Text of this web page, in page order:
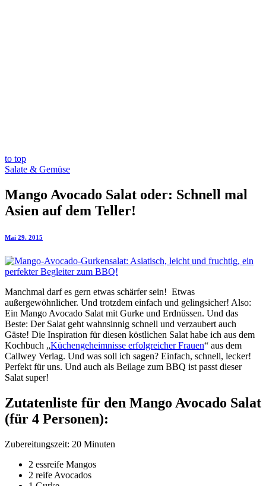
to top
Salate & Gemüse
Mango Avocado Salat oder: Schnell mal
Asien auf dem Teller!
Mai 29. 2015
Manchmal darf es gern etwas schärfer sein! Etwas
außergewöhnlicher. Und trotzdem einfach und gelingsicher! Also:
Ein Mango Avocado Salat mit Gurke und Erdnüssen. Und das
Beste: Der Salat geht wahnsinnig schnell und verzaubert auch
Gäste! Die Inspiration für diesen köstlichen Salat habe ich aus dem
Kochbuch „Küchengeheimnisse erfolgreicher Frauen“ aus dem
Callwey Verlag. Und was soll ich sagen? Einfach, schnell, lecker!
Perfekt für uns. Und auch als Beilage zum BBQ ist passt dieser
Salat super!
Zutatenliste für den Mango Avocado Salat
(für 4 Personen):
Zubereitungszeit: 20 Minuten
2 essreife Mangos
2 reife Avocados